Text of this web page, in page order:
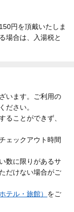
円を頂戴いたしま
場合は、入湯税と
います。ご利用の
ださい。
ることができず、
ェックアウト時間
数に限りがあるサ
だけない場合がご
テル・旅館） をご